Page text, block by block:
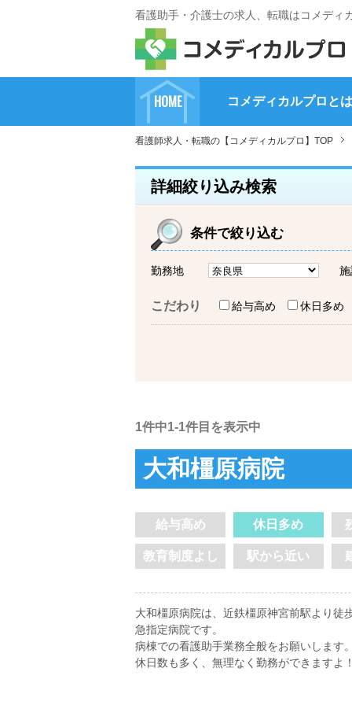
看護助手・介護士の求人、転職はコメディ
HOME コメディカルプロとは
看護師求人・転職の【コメディカルプロ】TOP
詳細絞り込み検索
条件で絞り込む
勤務地
こだわり 給与高め 休日多め
1件中1-1件目を表示中
大和橿原病院
給与高め 休日多め
教育制度よし 駅から近い
大和橿原病院は、近鉄橿原神宮前駅より徒
急指定病院です。
病棟での看護助手業務全般をお願いします
休日数も多く、無理なく勤務ができますよ